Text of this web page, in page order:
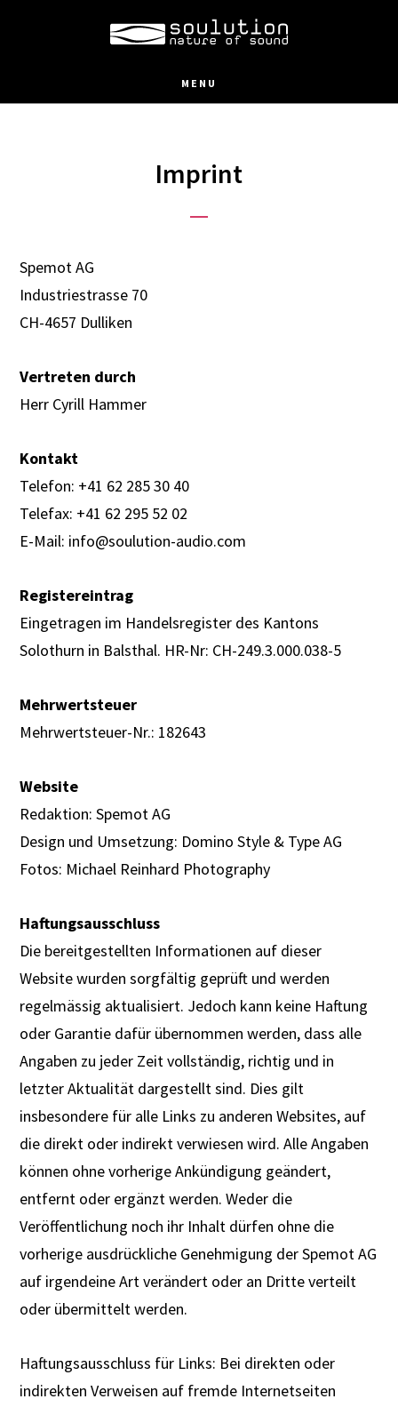
MENU
Imprint
Spemot AG
Industriestrasse 70
CH-4657 Dulliken
Vertreten durch
Herr Cyrill Hammer
Kontakt
Telefon: +41 62 285 30 40
Telefax: +41 62 295 52 02
E-Mail: info@soulution-audio.com
Registereintrag
Eingetragen im Handelsregister des Kantons
Solothurn in Balsthal. HR-Nr: CH-249.3.000.038-5
Mehrwertsteuer
Mehrwertsteuer-Nr.: 182643
Website
Redaktion: Spemot AG
Design und Umsetzung: Domino Style & Type AG
Fotos: Michael Reinhard Photography
Haftungsausschluss
Die bereitgestellten Informationen auf dieser
Website wurden sorgfältig geprüft und werden
regelmässig aktualisiert. Jedoch kann keine Haftung
oder Garantie dafür übernommen werden, dass alle
Angaben zu jeder Zeit vollständig, richtig und in
letzter Aktualität dargestellt sind. Dies gilt
insbesondere für alle Links zu anderen Websites, auf
die direkt oder indirekt verwiesen wird. Alle Angaben
können ohne vorherige Ankündigung geändert,
entfernt oder ergänzt werden. Weder die
Veröffentlichung noch ihr Inhalt dürfen ohne die
vorherige ausdrückliche Genehmigung der Spemot AG
auf irgendeine Art verändert oder an Dritte verteilt
oder übermittelt werden.
Haftungsausschluss für Links: Bei direkten oder
indirekten Verweisen auf fremde Internetseiten